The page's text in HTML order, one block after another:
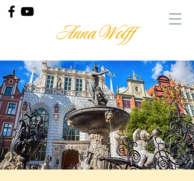
Anna Wolff